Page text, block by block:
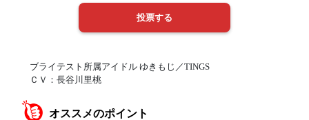
ブライテスト所属アイドル ゆきもじ／TINGS
ＣＶ：長谷川里桃
オススメのポイント